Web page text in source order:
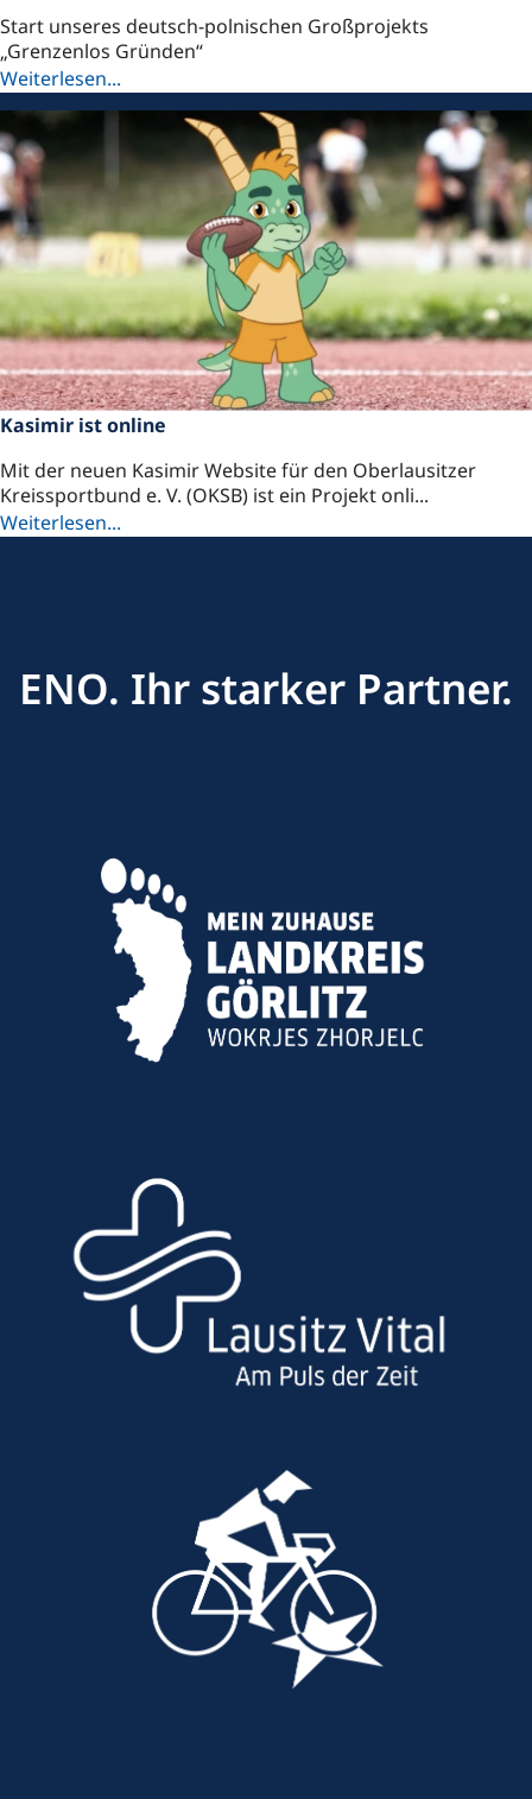
Start unseres deutsch-polnischen Großprojekts
„Grenzenlos Gründen“
Weiterlesen...
Kasimir ist online
Mit der neuen Kasimir Website für den Oberlausitzer
Kreissportbund e. V. (OKSB) ist ein Projekt onli...
Weiterlesen...
ENO. Ihr starker Partner.